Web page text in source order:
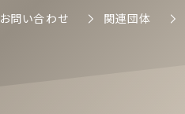
お問い合わせ 関連団体